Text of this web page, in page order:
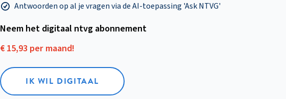
Antwoorden op al je vragen via de AI-toepassing 'Ask NTVG'
Neem het digitaal ntvg abonnement
€ 15,93 per maand!
IK WIL DIGITAAL